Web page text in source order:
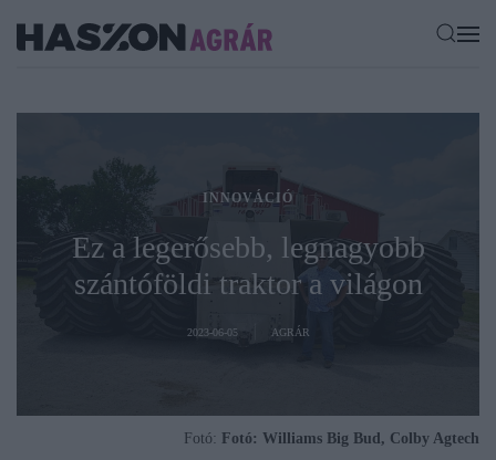
INNOVÁCIÓ
Ez a legerősebb, legnagyobb
szántóföldi traktor a világon
2023-06-05 AGRÁR
Fotó: Fotó: Williams Big Bud, Colby Agtech